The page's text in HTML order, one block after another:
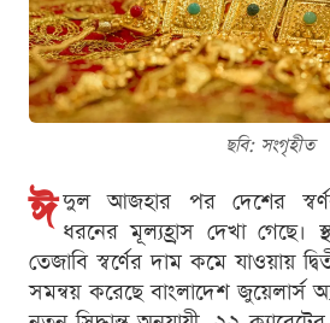
ছবি: সংগৃহীত
ঈ দুল আজহার পর দেশের
ধরনের মূল্যহ্রাস দেখা গেছে।
তেজাবি স্বর্ণের দাম কমে যাওয়ায়
সমন্বয় করেছে বাংলাদেশ জুয়েলার্স